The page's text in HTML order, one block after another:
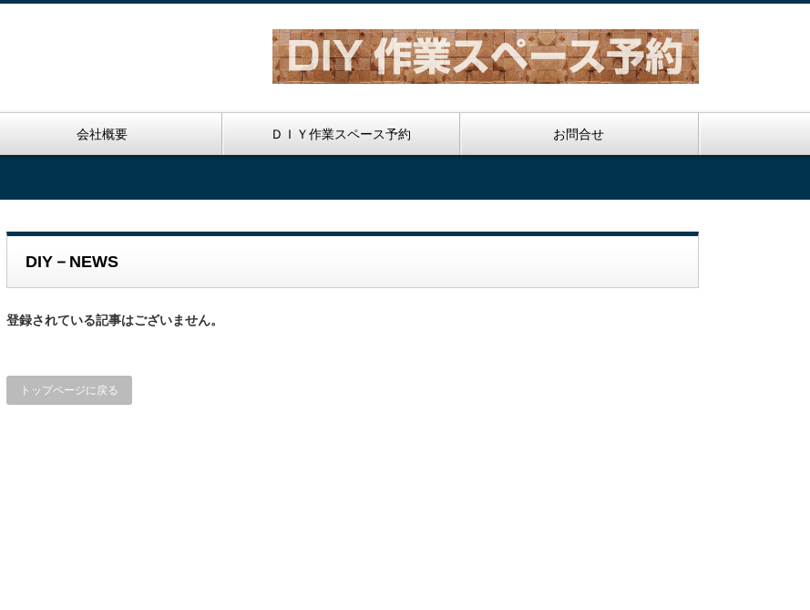
会社概要 ＤＩＹ作業スペース予約 お問合せ
DIY－NEWS
登録されている記事はございません。
トップページに戻る